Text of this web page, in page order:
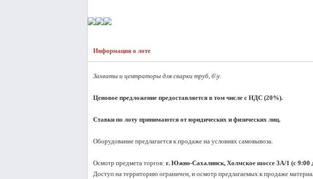
Информация о лоте
Захваты и центраторы для сварки труб, б\у.
Ценовое предложение предоставляется в том числе с НДС (20%).
Ставки по лоту принимаются от юридических и физических лиц.
Оборудование предлагается к продаже на условиях самовывоза.
Осмотр предмета торгов: г. Южно-Сахалинск, Холмское шоссе 3А/1 (с 9:00
Доступ на территорию ограничен, и осмотр предлагаемых к продаже